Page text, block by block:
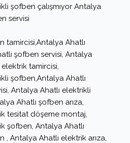
şofben çalışmıyor Antalya
servisi
tamircisi,Antalya Ahatlı
şofben servisi, Antalya
tamircisi,
şofben,Antalya Ahatlı
Antalya Ahatlı elektrikli
Ahatlı şofben arıza,
tesitat döşeme montaj,
şofben, Antalya Ahatlı
, Antalya Ahatlı elektrik arıza,